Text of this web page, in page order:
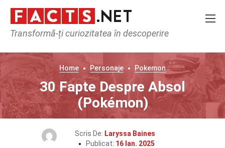
Transformă-ți curiozitatea în descoperire
Home Personaje Pokemon
30 Fapte Despre Absol
(Pokémon)
Scris De: Laryssa Baines
Publicat: 16 Ian. 2025